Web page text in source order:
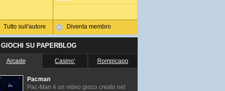
Tutto sull'autore Diventa membro
I GIOCHI SU PAPERBLOG
Arcade Casino' Rompicapo
Pacman
Pac-Man é un video gioco creato nel